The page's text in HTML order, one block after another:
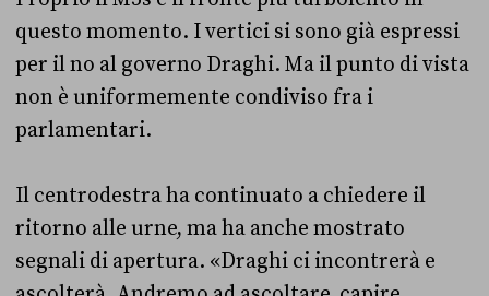
questo momento. I vertici si sono già espressi
per il no al governo Draghi. Ma il punto di vista
non è uniformemente condiviso fra i
parlamentari.
Il centrodestra ha continuato a chiedere il
ritorno alle urne, ma ha anche mostrato
segnali di apertura. «Draghi ci incontrerà e